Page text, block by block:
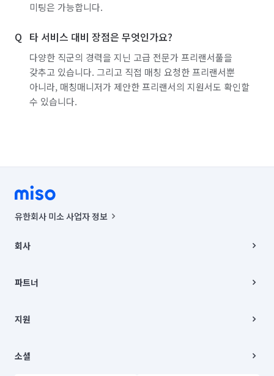
미팅은 가능합니다.
타 서비스 대비 장점은 무엇인가요?
다양한 직군의 경력을 지닌 고급 전문가 프리랜서풀을
갖추고 있습니다. 그리고 직접 매칭 요청한 프리랜서뿐
아니라, 매칭매니저가 제안한 프리랜서의 지원서도 확인할
수 있습니다.
유한회사 미소 사업자 정보
00019 |
주소 | 본사: 서울특별시 종로구 율곡로 6(중학동, 트윈트리빌딩) B동 5층
컨택센터 : 서울특별시 종로구 수송동 율곡로 24, 7층, 8층 미소
상품, 상품정보, 거래에 관한 의무와 책임은 거래당사자에게 있습니다.
언론 보도 관련 문의:
© 유한회사 미소. Miso, Inc. All Rights Reserved.
회사
채용
파트너
이사
지원
이용약관
소셜